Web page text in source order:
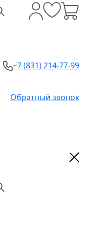
+7 (831) 214-77-99
Обратный звонок